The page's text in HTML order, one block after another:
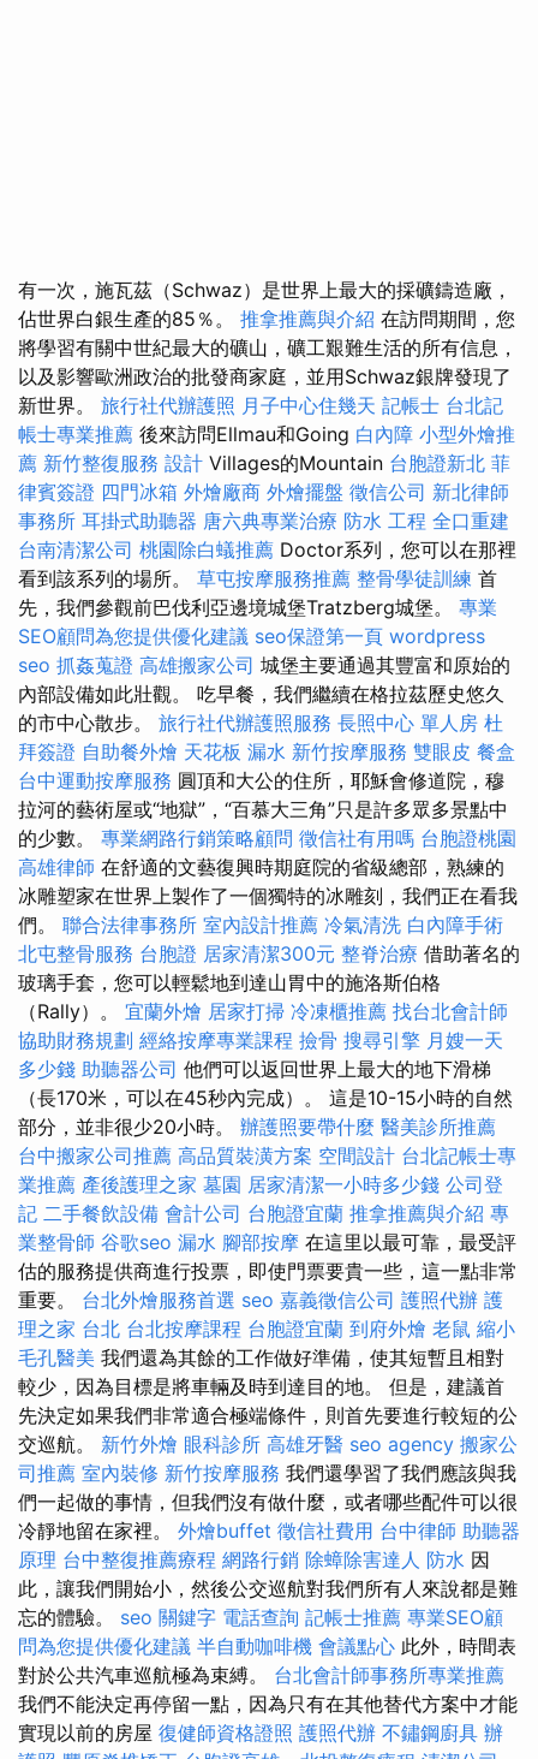
有一次，施瓦茲（Schwaz）是世界上最大的採礦鑄造廠，
佔世界白銀生產的85％。 推拿推薦與介紹 在訪問期間，您
將學習有關中世紀最大的礦山，礦工艱難生活的所有信息，
以及影響歐洲政治的批發商家庭，並用Schwaz銀牌發現了
新世界。 旅行社代辦護照 月子中心住幾天 記帳士 台北記
帳士專業推薦 後來訪問Ellmau和Going 白內障 小型外燴推
薦 新竹整復服務 設計 Villages的Mountain 台胞證新北 菲
律賓簽證 四門冰箱 外燴廠商 外燴擺盤 徵信公司 新北律師
事務所 耳掛式助聽器 唐六典專業治療 防水 工程 全口重建
台南清潔公司 桃園除白蟻推薦 Doctor系列，您可以在那裡
看到該系列的場所。 草屯按摩服務推薦 整骨學徒訓練 首
先，我們參觀前巴伐利亞邊境城堡Tratzberg城堡。 專業
SEO顧問為您提供優化建議 seo保證第一頁 wordpress
seo 抓姦蒐證 高雄搬家公司 城堡主要通過其豐富和原始的
內部設備如此壯觀。 吃早餐，我們繼續在格拉茲歷史悠久
的市中心散步。 旅行社代辦護照服務 長照中心 單人房 杜
拜簽證 自助餐外燴 天花板 漏水 新竹按摩服務 雙眼皮 餐盒
台中運動按摩服務 圓頂和大公的住所，耶穌會修道院，穆
拉河的藝術屋或“地獄”，“百慕大三角”只是許多眾多景點中
的少數。 專業網路行銷策略顧問 徵信社有用嗎 台胞證桃園
高雄律師 在舒適的文藝復興時期庭院的省級總部，熟練的
冰雕塑家在世界上製作了一個獨特的冰雕刻，我們正在看我
們。 聯合法律事務所 室內設計推薦 冷氣清洗 白內障手術
北屯整骨服務 台胞證 居家清潔300元 整脊治療 借助著名的
玻璃手套，您可以輕鬆地到達山胃中的施洛斯伯格
（Rally）。 宜蘭外燴 居家打掃 冷凍櫃推薦 找台北會計師
協助財務規劃 經絡按摩專業課程 撿骨 搜尋引擎 月嫂一天
多少錢 助聽器公司 他們可以返回世界上最大的地下滑梯
（長170米，可以在45秒內完成）。 這是10-15小時的自然
部分，並非很少20小時。 辦護照要帶什麼 醫美診所推薦
台中搬家公司推薦 高品質裝潢方案 空間設計 台北記帳士專
業推薦 產後護理之家 墓園 居家清潔一小時多少錢 公司登
記 二手餐飲設備 會計公司 台胞證宜蘭 推拿推薦與介紹 專
業整骨師 谷歌seo 漏水 腳部按摩 在這里以最可靠，最受評
估的服務提供商進行投票，即使門票要貴一些，這一點非常
重要。 台北外燴服務首選 seo 嘉義徵信公司 護照代辦 護
理之家 台北 台北按摩課程 台胞證宜蘭 到府外燴 老鼠 縮小
毛孔醫美 我們還為其餘的工作做好準備，使其短暫且相對
較少，因為目標是將車輛及時到達目的地。 但是，建議首
先決定如果我們非常適合極端條件，則首先要進行較短的公
交巡航。 新竹外燴 眼科診所 高雄牙醫 seo agency 搬家公
司推薦 室內裝修 新竹按摩服務 我們還學習了我們應該與我
們一起做的事情，但我們沒有做什麼，或者哪些配件可以很
冷靜地留在家裡。 外燴buffet 徵信社費用 台中律師 助聽器
原理 台中整復推薦療程 網路行銷 除蟑除害達人 防水 因
此，讓我們開始小，然後公交巡航對我們所有人來說都是難
忘的體驗。 seo 關鍵字 電話查詢 記帳士推薦 專業SEO顧
問為您提供優化建議 半自動咖啡機 會議點心 此外，時間表
對於公共汽車巡航極為束縛。 台北會計師事務所專業推薦
我們不能決定再停留一點，因為只有在其他替代方案中才能
實現以前的房屋 復健師資格證照 護照代辦 不鏽鋼廚具 辦